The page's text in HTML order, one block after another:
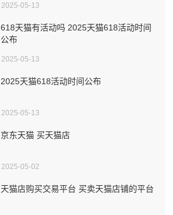
2025-05-13
618天猫有活动吗 2025天猫618活动时间
公布
2025-05-13
2025天猫618活动时间公布
2025-05-13
京东天猫 买天猫店
2025-05-02
天猫店购买交易平台 买卖天猫店铺的平台